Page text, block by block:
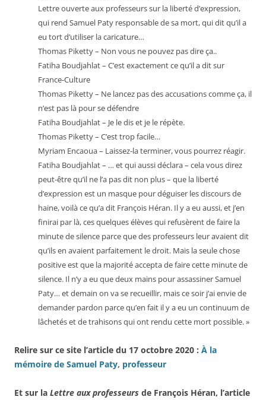
Lettre ouverte aux professeurssur la liberté d’expression,
qui rend Samuel Paty responsable de sa mort, qui dit qu’il a
eu tort d’utiliser la caricature…
Thomas Piketty – Non vous ne pouvez pas dire ça..
Fatiha Boudjahlat – C’est exactement ce qu’il a dit sur
France-Culture
Thomas Piketty – Ne lancez pas des accusations comme ça, il
n’est pas là pour se défendre
Fatiha Boudjahlat – Je le dis et je le répète.
Thomas Piketty – C’est trop facile…
Myriam Encaoua – Laissez-la terminer, vous pourrez réagir.
Fatiha Boudjahlat – … et qui aussi déclara – cela vous direz
peut-être qu’il ne l’a pas dit non plus – que la liberté
d’expression est un masque pour déguiser les discours de
haine, voilà ce qu’a dit François Héran. Il y a eu aussi, et j’en
finirai par là, ces quelques élèves qui refusèrent de faire la
minute de silence parce que des professeurs leur avaient dit
qu’ils en avaient parfaitement le droit. Mais la seule chose
positive est que la majorité accepta de faire cette minute de
silence. Il n’y a eu que deux mains pour assassiner Samuel
Paty… et demain on va se recueillir, mais ce soir j’ai envie de
demander pardon parce qu’en fait il y a eu un continuum de
lâchetés et de trahisons qui ont rendu cette mort possible. »
Relire sur ce site l’article du 17 octobre 2020 : À la
mémoire de Samuel Paty, professeur
Et sur la Lettre aux professeurs de François Héran, l’article